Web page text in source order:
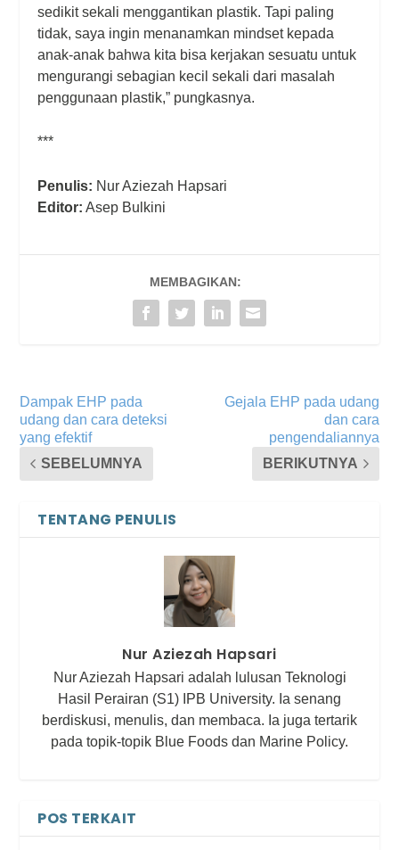
sedikit sekali menggantikan plastik. Tapi paling
tidak, saya ingin menanamkan mindsetkepada
anak-anak bahwa kita bisa kerjakan sesuatu untuk
mengurangi sebagian kecil sekali dari masalah
penggunaan plastik,” pungkasnya.
***
Penulis: Nur Aziezah Hapsari
Editor: Asep Bulkini
MEMBAGIKAN:
Dampak EHP pada
udang dan cara deteksi
yang efektif
SEBELUMNYA
Gejala EHP pada udang
dan cara
pengendaliannya
BERIKUTNYA
TENTANG PENULIS
Nur Aziezah Hapsari
Nur Aziezah Hapsari adalah lulusan Teknologi
Hasil Perairan (S1) IPB University. Ia senang
berdiskusi, menulis, dan membaca. Ia juga tertarik
pada topik-topik Blue Foods dan Marine Policy.
POS TERKAIT